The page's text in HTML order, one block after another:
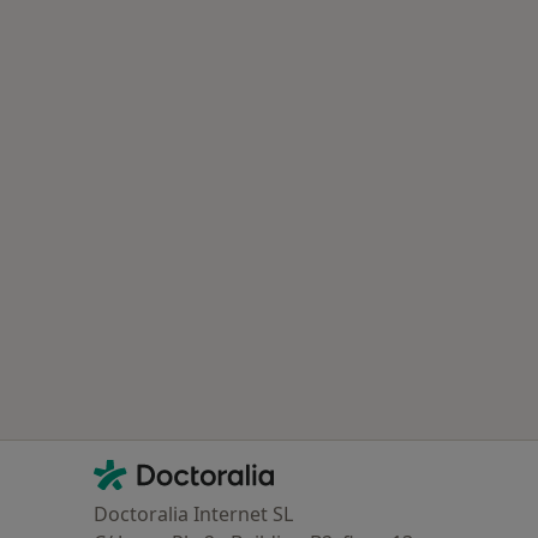
Contacto
Doctoralia - Página de inicio
Doctoralia Internet SL